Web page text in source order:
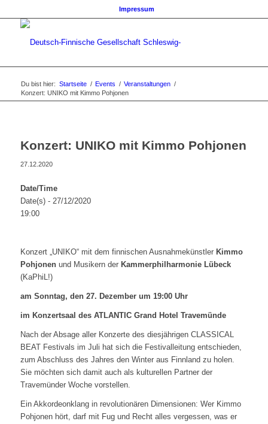
Impressum
Du bist hier: Startseite / Events / Veranstaltungen /
Konzert: UNIKO mit Kimmo Pohjonen
Konzert: UNIKO mit Kimmo Pohjonen
27.12.2020
Date/Time
Date(s) - 27/12/2020
19:00
Konzert „UNIKO“ mit dem finnischen Ausnahmekünstler Kimmo
Pohjonenund Musikern der Kammerphilharmonie Lübeck
(KaPhiL!)
am Sonntag, den 27. Dezember um 19:00 Uhr
im Konzertsaal des ATLANTIC Grand Hotel Travemünde
Nach der Absage aller Konzerte des diesjährigen CLASSICAL
BEAT Festivals im Juli hat sich die Festivalleitung entschieden,
zum Abschluss des Jahres den Winter aus Finnland zu holen.
Sie möchten sich damit auch als kulturellen Partner der
Travemünder Woche vorstellen.
Ein Akkordeonklang in revolutionären Dimensionen: Wer Kimmo
Pohjonen hört, darf mit Fug und Recht alles vergessen, was er